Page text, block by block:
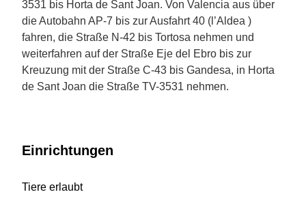
3531 bis Horta de Sant Joan. Von Valencia aus über
die Autobahn AP-7 bis zur Ausfahrt 40 (l’Aldea )
fahren, die Straße N-42 bis Tortosa nehmen und
weiterfahren auf der Straße Eje del Ebro bis zur
Kreuzung mit der Straße C-43 bis Gandesa, in Horta
de Sant Joan die Straße TV-3531 nehmen.
Einrichtungen
Tiere erlaubt